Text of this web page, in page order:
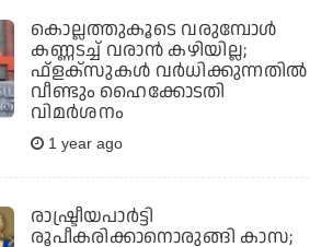
കൊല്ലത്തുകൂടെ വരുമ്പോള്‍
കണ്ണടച്ച് വരാന്‍ കഴിയില്ല;
ഫ്‌ളക്‌സുകള്‍ വര്‍ധിക്കുന്നതില്‍
വീണ്ടും ഹൈക്കോടതി
വിമര്‍ശനം
1 year ago
രാഷ്ട്രീയപാര്‍ട്ടി
രൂപീകരിക്കാനൊരുങ്ങി കാസ;